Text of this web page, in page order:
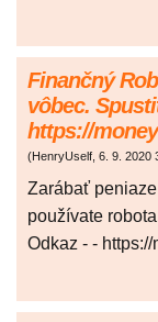
Finančný
vôbec.
https://
(HenryUself, 6. 9. 2020
Zarábať
používate
Odkaz - -